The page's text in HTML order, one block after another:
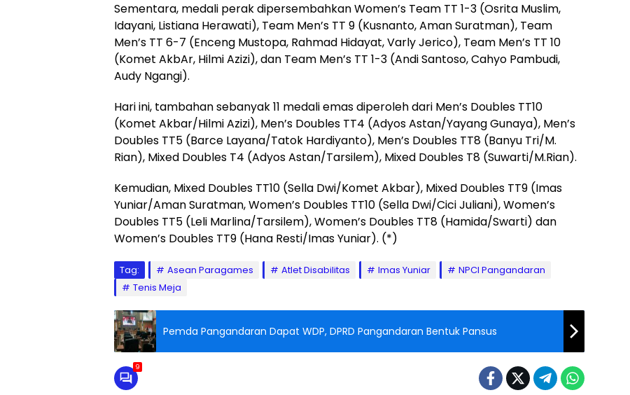
Sementara, medali perak dipersembahkan Women’s Team TT 1-3 (Osrita Muslim,
Idayani, Listiana Herawati), Team Men’s TT 9 (Kusnanto, Aman Suratman), Team
Men’s TT 6-7 (Enceng Mustopa, Rahmad Hidayat, Varly Jerico), Team Men’s TT 10
(Komet AkbAr, Hilmi Azizi), dan Team Men’s TT 1-3 (Andi Santoso, Cahyo Pambudi,
Audy Ngangi).
Hari ini, tambahan sebanyak 11 medali emas diperoleh dari Men’s Doubles TT10
(Komet Akbar/Hilmi Azizi), Men’s Doubles TT4 (Adyos Astan/Yayang Gunaya), Men’s
Doubles TT5 (Barce Layana/Tatok Hardiyanto), Men’s Doubles TT8 (Banyu Tri/M.
Rian), Mixed Doubles T4 (Adyos Astan/Tarsilem), Mixed Doubles T8 (Suwarti/M.Rian).
Kemudian, Mixed Doubles TT10 (Sella Dwi/Komet Akbar), Mixed Doubles TT9 (Imas
Yuniar/Aman Suratman, Women’s Doubles TT10 (Sella Dwi/Cici Juliani), Women’s
Doubles TT5 (Leli Marlina/Tarsilem), Women’s Doubles TT8 (Hamida/Swarti) dan
Women’s Doubles TT9 (Hana Resti/Imas Yuniar). (*)
Tag: Asean Paragames Atlet Disabilitas Imas Yuniar
NPCI Pangandaran
Tenis Meja
Pemda Pangandaran Dapat WDP, DPRD Pangandaran Bentuk Pansus
9